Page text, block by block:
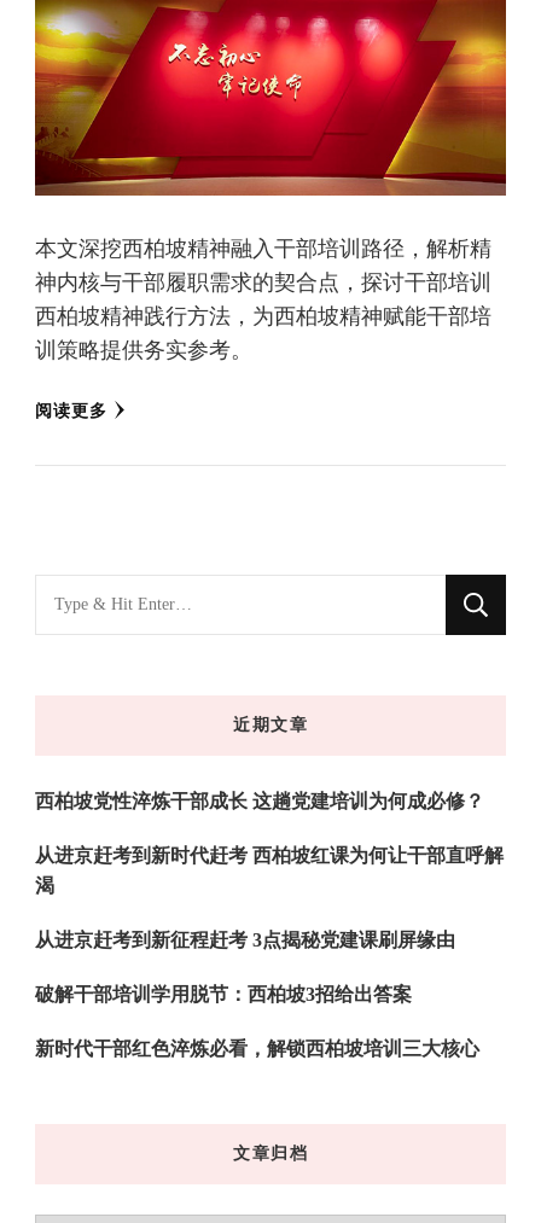
本文深挖西柏坡精神融入干部培训路径，解析精
神内核与干部履职需求的契合点，探讨干部培训
西柏坡精神践行方法，为西柏坡精神赋能干部培
训策略提供务实参考。
阅读更多
找
什
近期文章
西柏坡党性淬炼干部成长 这趟党建培训为何成必修？
从进京赶考到新时代赶考 西柏坡红课为何让干部直呼解
渴
从进京赶考到新征程赶考 3点揭秘党建课刷屏缘由
破解干部培训学用脱节：西柏坡3招给出答案
新时代干部红色淬炼必看，解锁西柏坡培训三大核心
文章归档